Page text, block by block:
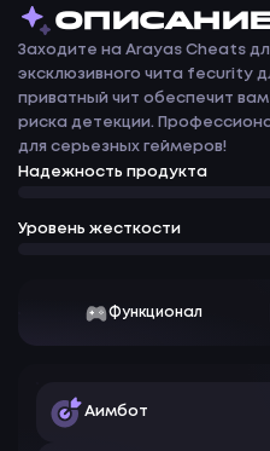
Заходите на Arayas Cheats
эксклюзивного чита fecurity
приватный чит обеспечит
риска детекции.
для серьезных геймеров!
Надежность продукта
Уровень жесткости
Функционал
Аимбот